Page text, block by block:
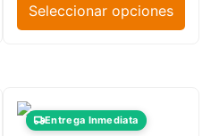
Seleccionar opciones
Entrega Inmediata